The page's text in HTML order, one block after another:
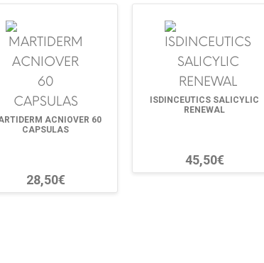
ACNIOVER 60
CAPSULAS
28,50€
ISDINCEUTICS SALICYLIC
RENEWAL
45,50€